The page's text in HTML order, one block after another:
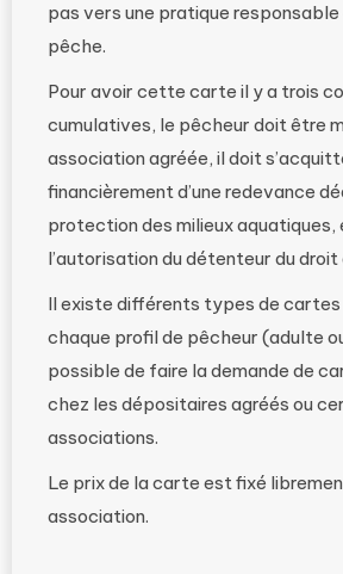
pas vers une pratique
pêche.
Pour avoir cette carte il y a trois
cumulatives, le pêcheur doit être
association agréée, il doit
financièrement d’une redevance
protection des milieux aquatiques,
l’autorisation du détenteur du droit
Il existe différents types de
chaque profil de pêcheur (adulte
possible de faire la demande de
chez les dépositaires agréés ou
associations.
Le prix de la carte est fixé
association.